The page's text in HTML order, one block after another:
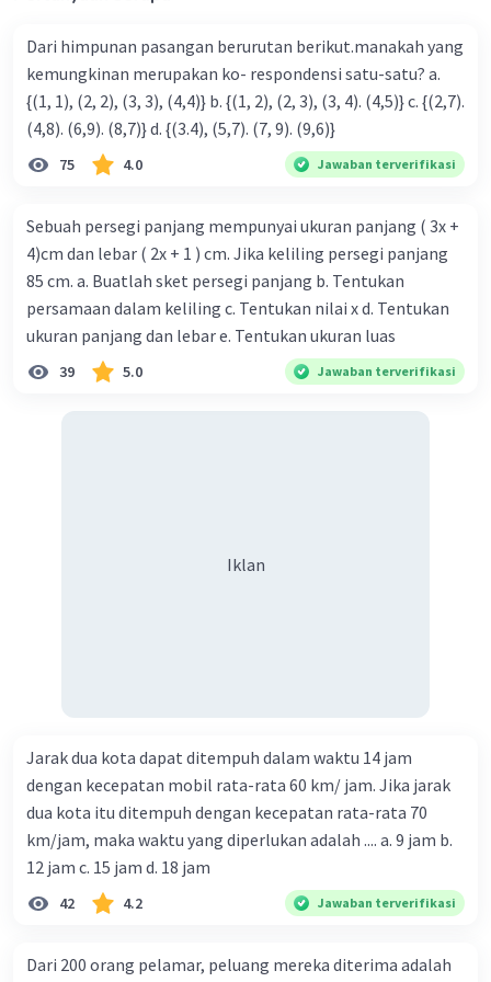
= tan²(0) / (1 + 3 - 4)²
= 0 / 0²
= 0 / 0
Beri Rating Balas
Dari himpunan pasangan berurutan berikut.manakah yang
kemungkinan merupakan ko- respondensi satu-satu? a.
{(1, 1), (2, 2), (3, 3), (4,4)} b. {(1, 2), (2, 3), (3, 4). (4,5)} c. {(2,7).
(4,8). (6,9). (8,7)} d. {(3.4), (5,7). (7, 9). (9,6)}
75 4.0 Jawaban terverifikasi
Sebuah persegi panjang mempunyai ukuran panjang ( 3x +
4)cm dan lebar ( 2x + 1 ) cm. Jika keliling persegi panjang
85 cm. a. Buatlah sket persegi panjang b. Tentukan
persamaan dalam keliling c. Tentukan nilai x d. Tentukan
ukuran panjang dan lebar e. Tentukan ukuran luas
39 5.0 Jawaban terverifikasi
Iklan
Jarak dua kota dapat ditempuh dalam waktu 14 jam
dengan kecepatan mobil rata-rata 60 km/ jam. Jika jarak
dua kota itu ditempuh dengan kecepatan rata-rata 70
km/jam, maka waktu yang diperlukan adalah .... a. 9 jam b.
12 jam c. 15 jam d. 18 jam
42 4.2 Jawaban terverifikasi
Dari 200 orang pelamar, peluang mereka diterima adalah